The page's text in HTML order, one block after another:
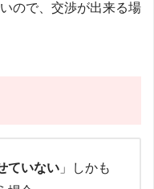
ので、交渉が出来る場
ていない 」しかも